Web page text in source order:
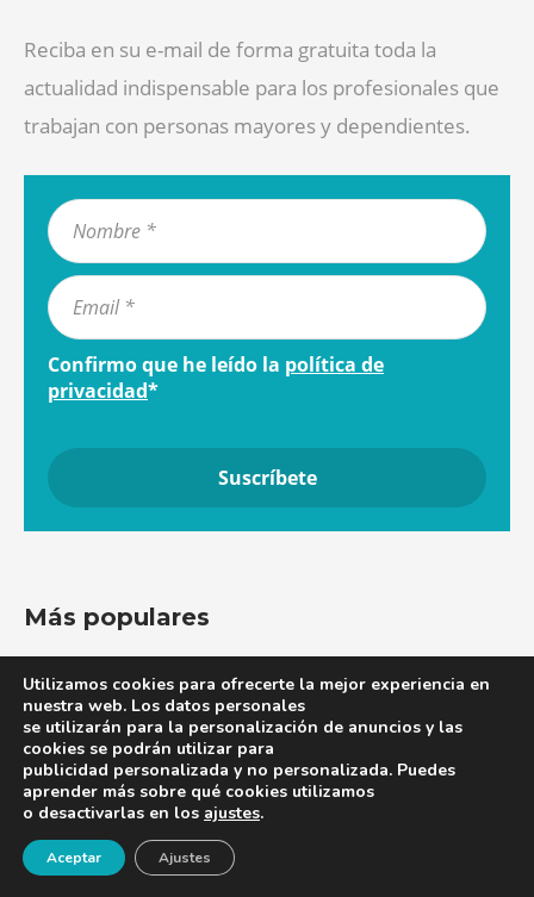
Reciba en su e-mail de forma gratuita toda la
actualidad indispensable para los profesionales que
trabajan con personas mayores y dependientes.
Confirmo que he leído la política de
privacidad*
Más populares
‘Acompañar es cuidarR...
La doctora Elia Martínez Moreno, presidenta de la
Socie...
¡Newsletter!
Utilizamos cookies para ofrecerte la mejor experiencia en
nuestra web. Los datos personales
se utilizarán para la personalización de anuncios y las
cookies se podrán utilizar para
publicidad personalizada y no personalizada. Puedes
aprender más sobre qué cookies utilizamos
o desactivarlas en los ajustes.
Aceptar Ajustes